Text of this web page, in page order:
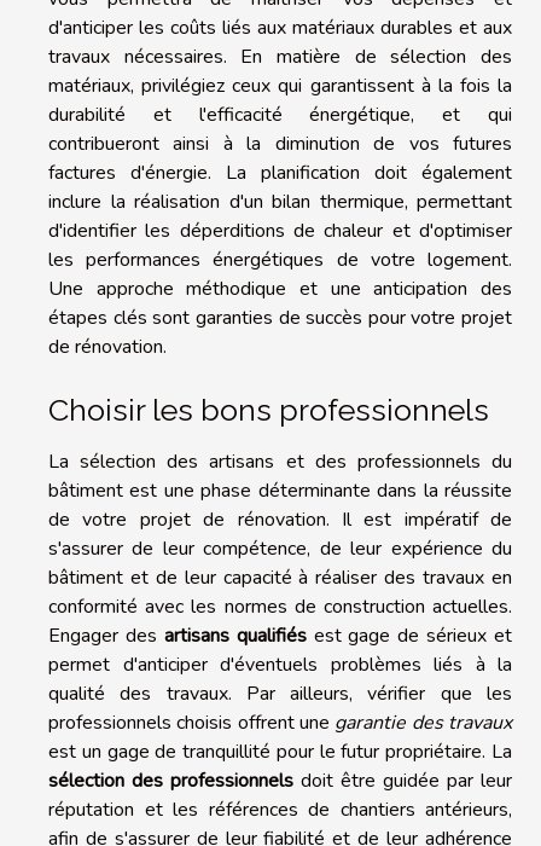
d'anticiper les coûts liés aux matériaux durables et aux
travaux nécessaires. En matière de sélection des
matériaux, privilégiez ceux qui garantissent à la fois la
durabilité et l'efficacité énergétique, et qui
contribueront ainsi à la diminution de vos futures
factures d'énergie. La planification doit également
inclure la réalisation d'un bilan thermique, permettant
d'identifier les déperditions de chaleur et d'optimiser
les performances énergétiques de votre logement.
Une approche méthodique et une anticipation des
étapes clés sont garanties de succès pour votre projet
de rénovation.
Choisir les bons professionnels
La sélection des artisans et des professionnels du
bâtiment est une phase déterminante dans la réussite
de votre projet de rénovation. Il est impératif de
s'assurer de leur compétence, de leur expérience du
bâtiment et de leur capacité à réaliser des travaux en
conformité avec les normes de construction actuelles.
Engager des artisans qualifiésest gage de sérieux et
permet d'anticiper d'éventuels problèmes liés à la
qualité des travaux. Par ailleurs, vérifier que les
professionnels choisis offrent une garantie des travaux
est un gage de tranquillité pour le futur propriétaire. La
sélection des professionnels doit être guidée par leur
réputation et les références de chantiers antérieurs,
afin de s'assurer de leur fiabilité et de leur adhérence